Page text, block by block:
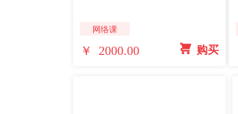
网络课
￥ 2000.00  购买